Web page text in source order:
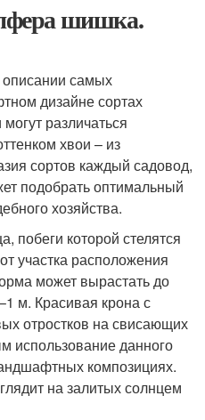
шишка.
самых
дизайне сортах
различаться
хвои – из
сортов каждый садовод,
подобрать оптимальный
хозяйства.
побеги которой стелятся
участка расположения
может вырастать до
м. Красивая крона с
отростков на свисающих
использование данного
композициях.
на залитых солнцем